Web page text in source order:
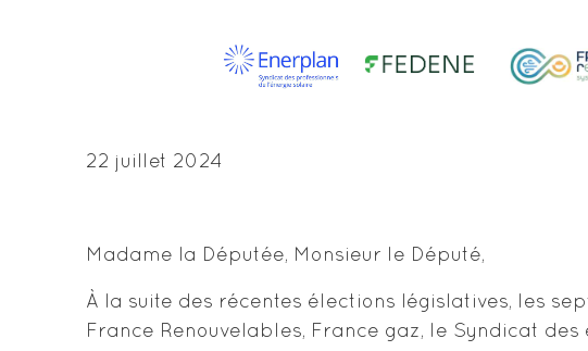
22 juillet 2024
Madame la Députée, Monsieur le Député,
À la suite des récentes élections législatives, les
France Renouvelables, France gaz, le Syndicat